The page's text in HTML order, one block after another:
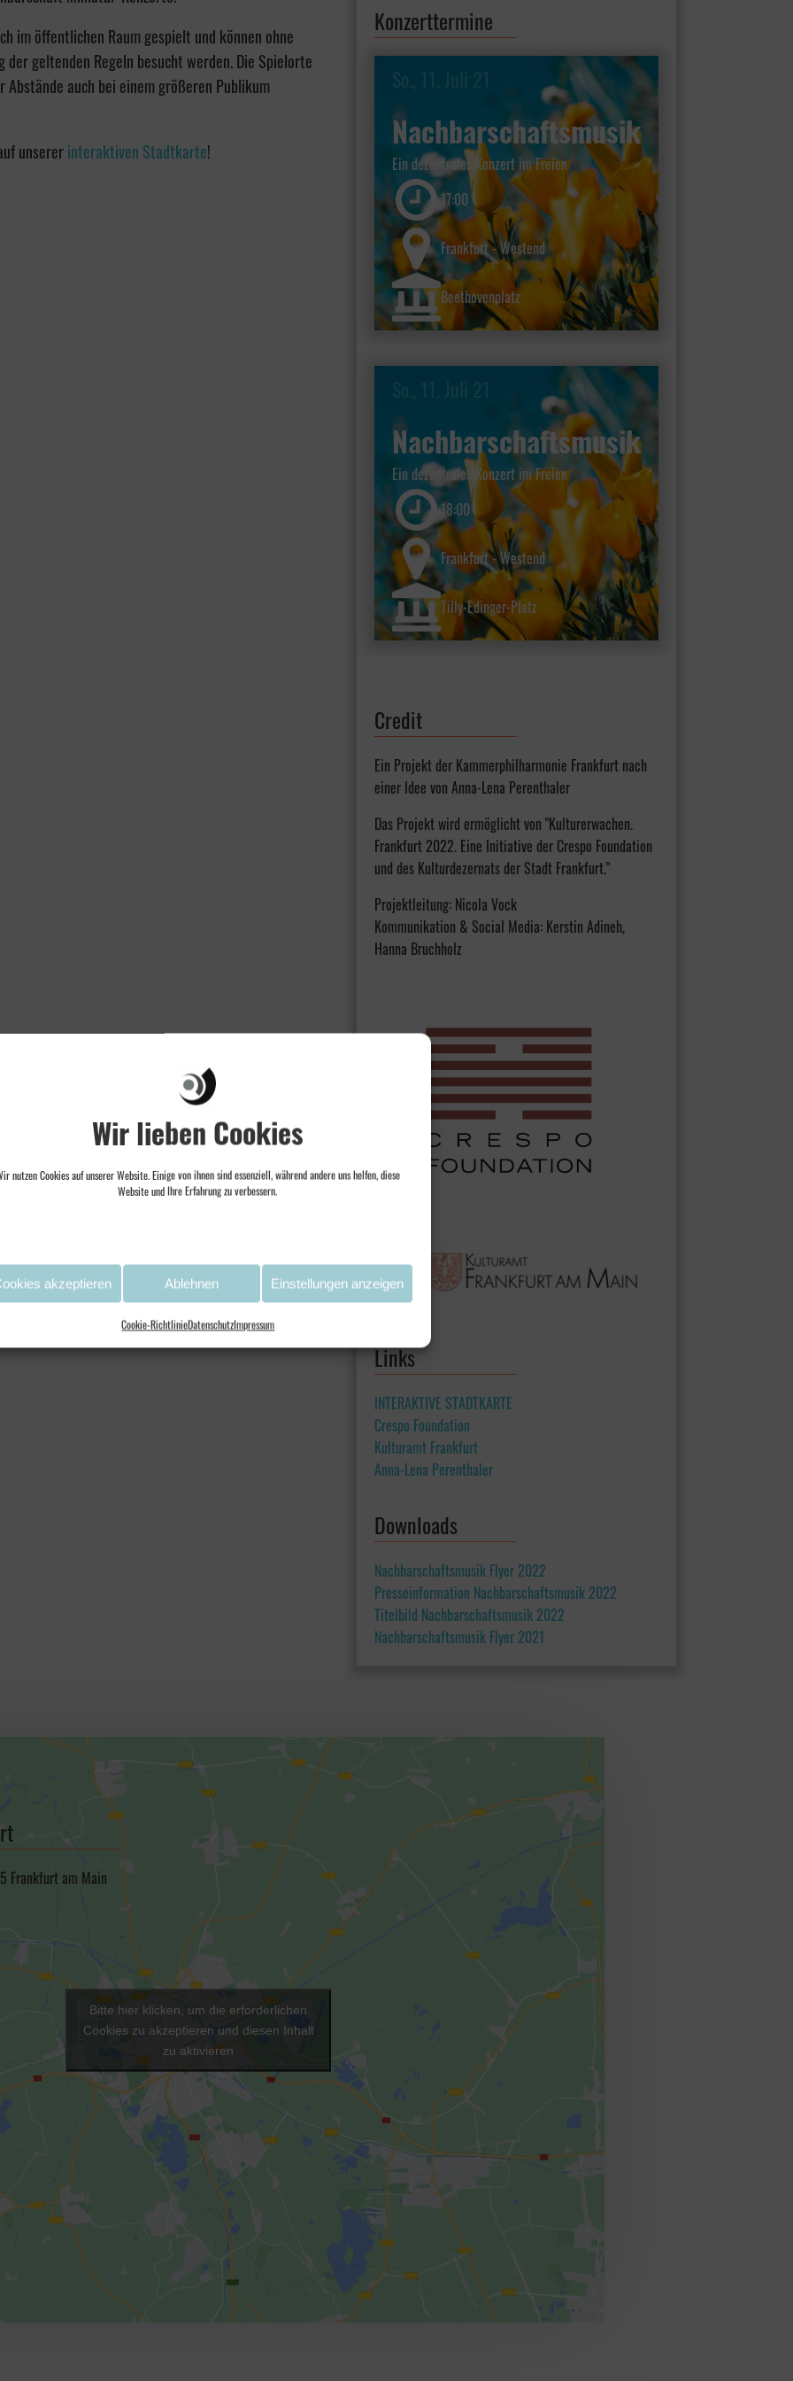
Wir lieben Cookies
nutzen Cookies auf unserer Website. Einige von ihnen sind essenziell, während andere uns helfen, diese
Website und Ihre Erfahrung zu verbessern.
akzeptieren Ablehnen Einstellungen anzeigen
Cookie-RichtlinieDatenschutzImpressum
im öffentlichen Raum gespielt und können ohne
geltenden Regeln besucht werden. Die Spielorte
auch bei einem größeren Publikum
unsererinteraktiven Stadtkarte!
Konzerttermine
Nachbarschaftsmusik
Ein dezentrales Konzert im Freien
17:00
Frankfurt - Westend
Beethovenplatz
Nachbarschaftsmusik
Ein dezentrales Konzert im Freien
18:00
Frankfurt - Westend
Tilly-Edinger-Platz
Credit
Ein Projekt der Kammerphilharmonie Frankfurt nach
einer Idee von Anna-Lena Perenthaler
Das Projekt wird ermöglicht von "Kulturerwachen.
Frankfurt 2022. Eine Initiative der Crespo Foundation
und des Kulturdezernats der Stadt Frankfurt."
Projektleitung: Nicola Vock
Kommunikation & Social Media: Kerstin Adineh,
Hanna Bruchholz
Links
INTERAKTIVE STADTKARTE
Crespo Foundation
Kulturamt Frankfurt
Anna-Lena Perenthaler
Downloads
Nachbarschaftsmusik Flyer 2022
Presseinformation Nachbarschaftsmusik 2022
Titelbild Nachbarschaftsmusik 2022
Nachbarschaftsmusik Flyer 2021
Frankfurt am Main
Bitte hier klicken, um die erforderlichen
Cookies zu akzeptieren und diesen Inhalt
zu aktivieren